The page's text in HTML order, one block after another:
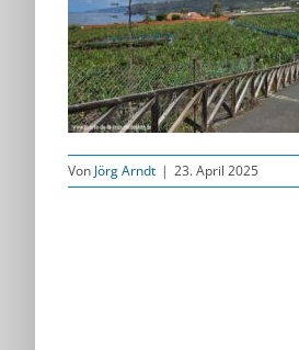
Von Jörg Arndt | 23. April 2025